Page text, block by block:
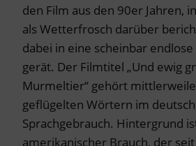
den Film aus den 90er Jahren,
als Wetterfrosch darüber
dabei in eine scheinbar
gerät. Der Filmtitel „Und ewig
Murmeltier“ gehört
geflügelten Wörtern im
Sprachgebrauch. Hintergrund
amerikanischer Brauch, der